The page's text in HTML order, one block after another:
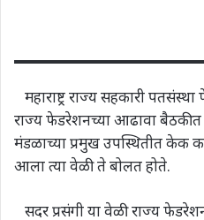
महाराष्ट्र राज्य सहकारी
राज्य फेडरेशनच्या आढावा
मंडळाच्या प्रमुख उपस्थितीत केक
आला त्या वेळी ते बोलत होते.
सदर प्रसंगी या वेळी राज्य